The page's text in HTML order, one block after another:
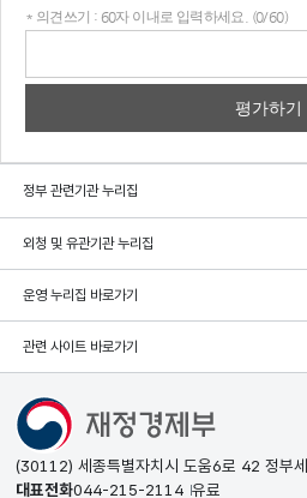
* 의견쓰기 : 60자 이내로 입력하세요. (0/60)
정부 관련기관 누리집
외청 및 유관기관 누리집
운영 누리집 바로가기
관련 사이트 바로가기
(30112) 세종특별자치시 도움6로 42 정부
대표전화044-215-2114 유료